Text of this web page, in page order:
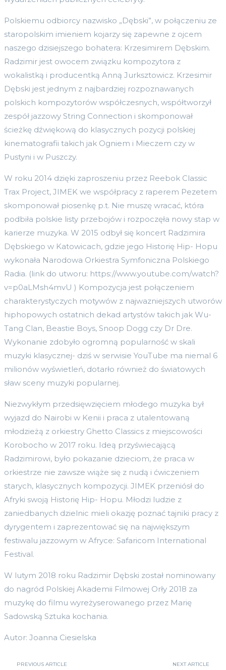
Polskiemu odbiorcy nazwisko „Dębski”, w połączeniu ze
staropolskim imieniem kojarzy się zapewne z ojcem
naszego dzisiejszego bohatera: Krzesimirem Dębskim.
Radzimir jest owocem związku kompozytora z
wokalistką i producentką Anną Jurksztowicz. Krzesimir
Dębski jest jednym z najbardziej rozpoznawanych
polskich kompozytorów współczesnych, współtworzył
zespół jazzowy String Connection i skomponował
ścieżkę dźwiękową do klasycznych pozycji polskiej
kinematografii takich jak Ogniem i Mieczem czy w
Pustyni i w Puszczy.
W roku 2014 dzięki zaproszeniu przez Reebok Classic
Trax Project, JIMEK we współpracy z raperem Pezetem
skomponował piosenkę p.t. Nie muszę wracać, która
podbiła polskie listy przebojów i rozpoczęła nowy stap w
karierze muzyka. W 2015 odbył się koncert Radzimira
Dębskiego w Katowicach, gdzie jego Historię Hip- Hopu
wykonała Narodowa Orkiestra Symfoniczna Polskiego
Radia. (link do utworu: https://www.youtube.com/watch?
v=p0aLMsh4mvU ) Kompozycja jest połączeniem
charakterystyczych motywów z najwazniejszych utworów
hiphopowych ostatnich dekad artystów takich jak Wu-
Tang Clan, Beastie Boys, Snoop Dogg czy Dr Dre.
Wykonanie zdobyło ogromną popularność w skali
muzyki klasycznej- dziś w serwisie YouTube ma niemal 6
milionów wyświetleń, dotarło również do światowych
sław sceny muzyki popularnej.
Niezwykłym przedsięwzięciem młodego muzyka był
wyjazd do Nairobi w Kenii i praca z utalentowaną
młodzieżą z orkiestry Ghetto Classics z miejscowości
Korobocho w 2017 roku. Ideą przyświecającą
Radzimirowi, było pokazanie dzieciom, że praca w
orkiestrze nie zawsze wiąże się z nudą i ćwiczeniem
starych, klasycznych kompozycji. JIMEK przeniósł do
Afryki swoją Historię Hip- Hopu. Młodzi ludzie z
zaniedbanych dzielnic mieli okazję poznać tajniki pracy z
dyrygentem i zaprezentować się na największym
festiwalu jazzowym w Afryce: Safaricom International
Festival.
W lutym 2018 roku Radzimir Dębski został nominowany
do nagród Polskiej Akademii Filmowej Orły 2018 za
muzykę do filmu wyreżyserowanego przez Marię
Sadowską Sztuka kochania.
Autor: Joanna Ciesielska
PREVIOUS ARTICLE NEXT ARTICLE